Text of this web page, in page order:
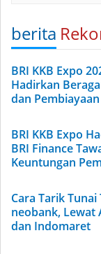
berita
BRI KKB Expo
Hadirkan
dan Pembiayaan
BRI KKB Expo
BRI Finance
Keuntungan
Cara Tarik
neobank, Lewat
dan Indomaret